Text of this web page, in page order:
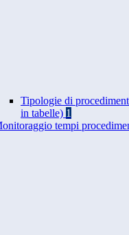
Tipologie di
in tabelle) 1
tempi